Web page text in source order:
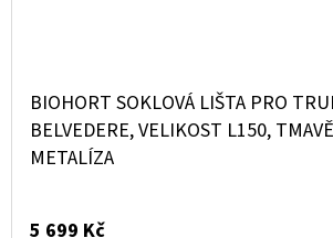
BIOHORT SOKLOVÁ LIŠTA PRO
BELVEDERE, VELIKOST L150,
METALÍZA
5 699 Kč